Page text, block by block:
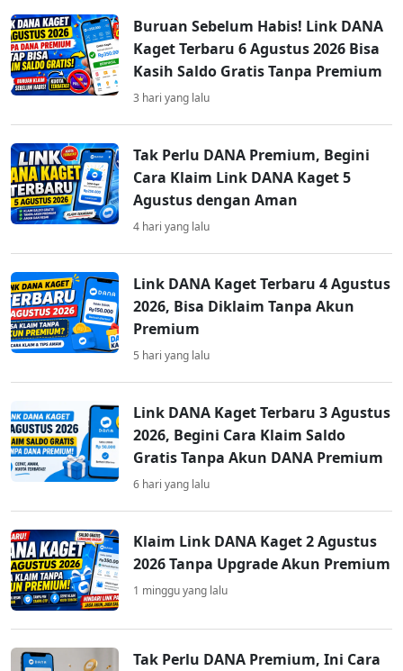
Buruan Sebelum Habis! Link DANA
Kaget Terbaru 6 Agustus 2026 Bisa
Kasih Saldo Gratis Tanpa Premium
3 hari yang lalu
Tak Perlu DANA Premium, Begini
Cara Klaim Link DANA Kaget 5
Agustus dengan Aman
4 hari yang lalu
Link DANA Kaget Terbaru 4 Agustus
2026, Bisa Diklaim Tanpa Akun
Premium
5 hari yang lalu
Link DANA Kaget Terbaru 3 Agustus
2026, Begini Cara Klaim Saldo
Gratis Tanpa Akun DANA Premium
6 hari yang lalu
Klaim Link DANA Kaget 2 Agustus
2026 Tanpa Upgrade Akun Premium
1 minggu yang lalu
Tak Perlu DANA Premium, Ini Cara